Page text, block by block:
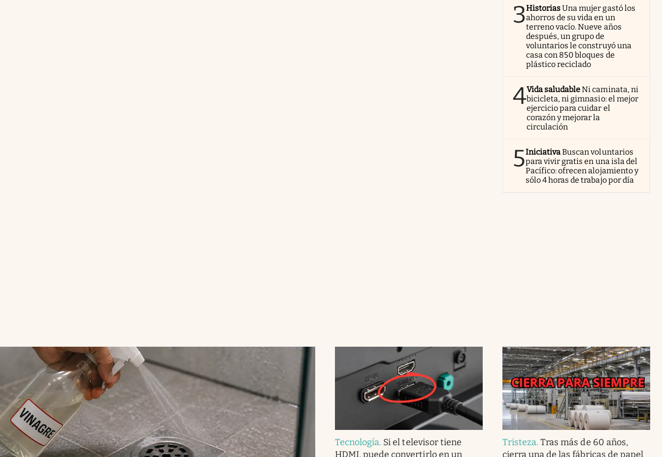
3HistoriasUna mujer gastó los
ahorros de su vida en un
terreno vacío. Nueve años
después, un grupo de
voluntarios le construyó una
casa con 850 bloques de
plástico reciclado
4Vida saludableNi caminata, ni
bicicleta, ni gimnasio: el mejor
ejercicio para cuidar el
corazón y mejorar la
circulación
5IniciativaBuscan voluntarios
para vivir gratis en una isla del
Pacífico: ofrecen alojamiento y
sólo 4 horas de trabajo por día
Tecnología. Si el televisor tiene
HDMI, puede convertirlo en un
Tristeza.Tras más de 60 años,
cierra una de las fábricas de papel